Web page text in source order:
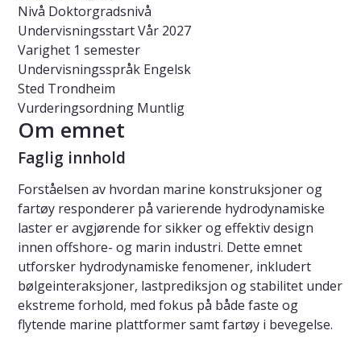
Nivå Doktorgradsnivå
UndervisningsstartVår 2027
Varighet 1 semester
Undervisningsspråk Engelsk
Sted Trondheim
Vurderingsordning Muntlig
Om emnet
Faglig innhold
Forståelsen av hvordan marine konstruksjoner og
fartøy responderer på varierende hydrodynamiske
laster er avgjørende for sikker og effektiv design
innen offshore- og marin industri. Dette emnet
utforsker hydrodynamiske fenomener, inkludert
bølgeinteraksjoner, lastprediksjon og stabilitet under
ekstreme forhold, med fokus på både faste og
flytende marine plattformer samt fartøy i bevegelse.